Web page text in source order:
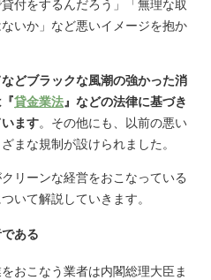
付をするんだろう」「無理な取
いか」など悪いイメージを抱か
どブラックな風潮の強かった消
貸金業法』などの法律に基づき
ます。その他にも、以前の悪い
まな規制が設けられました。
リーンな経営をおこなっている
いて解説していきます。
ある
おこなう業者は内閣総理大臣ま